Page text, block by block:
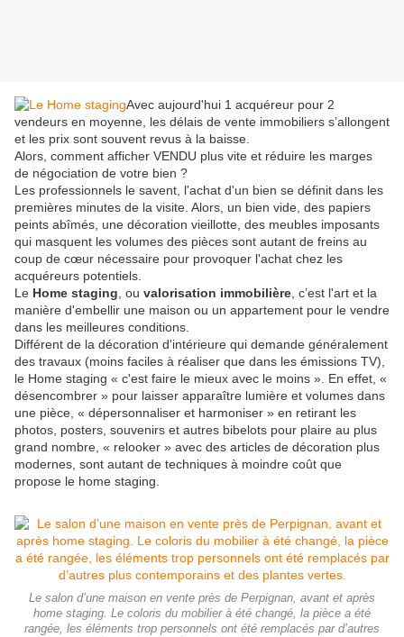
Avec aujourd'hui 1 acquéreur pour 2
vendeurs en moyenne, les délais de vente immobiliers s’allongent
et les prix sont souvent revus à la baisse.
Alors, comment afficher VENDU plus vite et réduire les marges
de négociation de votre bien ?
Les professionnels le savent, l'achat d'un bien se définit dans les
premières minutes de la visite. Alors, un bien vide, des papiers
peints abîmés, une décoration vieillotte, des meubles imposants
qui masquent les volumes des pièces sont autant de freins au
coup de cœur nécessaire pour provoquer l'achat chez les
acquéreurs potentiels.
Le Home staging , ou valorisation immobilière , c’est l'art et la
manière d'embellir une maison ou un appartement pour le vendre
dans les meilleures conditions.
Différent de la décoration d'intérieure qui demande généralement
des travaux (moins faciles à réaliser que dans les émissions TV),
le Home staging « c'est faire le mieux avec le moins ». En effet, «
désencombrer » pour laisser apparaître lumière et volumes dans
une pièce, « dépersonnaliser et harmoniser » en retirant les
photos, posters, souvenirs et autres bibelots pour plaire au plus
grand nombre, « relooker » avec des articles de décoration plus
modernes, sont autant de techniques à moindre coût que
propose le home staging.
Le salon d’une maison en vente près de Perpignan, avant et après
home staging. Le coloris du mobilier à été changé, la pièce a été
rangée, les éléments trop personnels ont été remplacés par d’autres